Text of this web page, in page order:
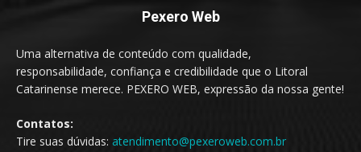
Pexero Web
Uma alternativa de conteúdo com qualidade,
responsabilidade, confiança e credibilidade que o Litoral
Catarinense merece. PEXERO WEB, expressão da nossa gente!
Contatos:
Tire suas dúvidas: atendimento@pexeroweb.com.br